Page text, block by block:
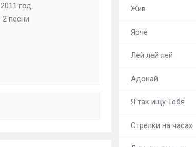
2011 год
2 песни
Жив
Ярче
Лей лей лей
Адонай
Я так ищу Тебя
Стрелки на часах